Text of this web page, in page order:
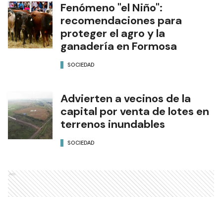
Fenómeno "el Niño":
recomendaciones para
proteger el agro y la
ganadería en Formosa
SOCIEDAD
Advierten a vecinos de la
capital por venta de lotes en
terrenos inundables
SOCIEDAD
Ads